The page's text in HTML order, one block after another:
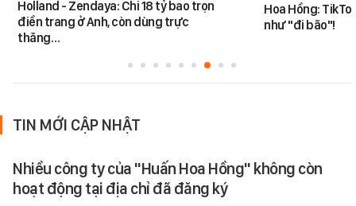
Holland - Zendaya: Chi 18 tỷ bao trọn
điền trang ở Anh, còn dùng trực
thăng…
Hoa Hồng:
như "đi bão"!
TIN MỚI CẬP NHẬT
Nhiều công ty của "Huấn Hoa Hồng" không còn
hoạt động tại địa chỉ đã đăng ký